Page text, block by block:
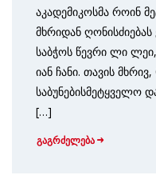
აკადემიკოსმა როინ
მხრიდან ღონისძიებას
საბჭოს წევრი ლი
იან ჩანი. თავის
საბუნებისმეტყველო
[…]
გაგრძელება